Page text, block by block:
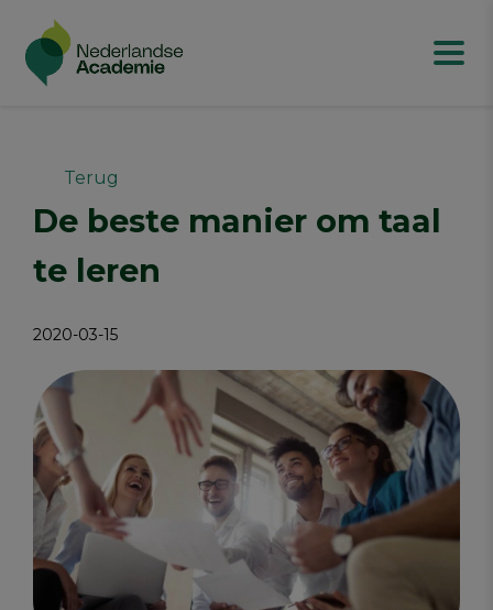
Terug
De beste manier om taal
te leren
2020-03-15